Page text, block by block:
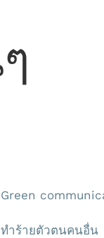
ำร้ายตัวตนคนอื่น